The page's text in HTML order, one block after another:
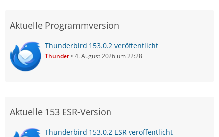
Und wenn Lightning sich mit meinem Mac-Kalender
synchronisiert, dann erscheint dort auch der Link zu der
Thema):
Aktuelle Programmversion
Thunderbird 153.0.2 veröffentlicht
Thunder 4. August 2026 um 22:28
Aktuelle 153 ESR-Version
Thunderbird 153.0.2 ESR veröffentlicht